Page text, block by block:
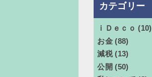
カテゴリー
ｉＤｅｃｏ (10)
お金 (88)
減税 (13)
公開 (50)